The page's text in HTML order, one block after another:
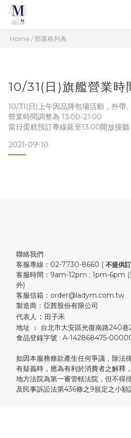
Home /部落格列表
10/31(日)旗艦營業時
10/31(日)上午因品牌包場活動，外帶
營業時間調整為 13:00-21:00
當日蛋糕預訂專線延至13:00開放接聽
2021-09-10
聯絡我們
客服專線：02-7730-8660 ( 不提供
客服時間：9am-12pm ; 1pm-6pm (
外)
客服信箱：order@ladym.com.tw
製造商：亞茜股份有限公司
代表人 ： 田子禾
地址 ： 台北市大安區光復南路240巷
食品登錄字號 : A-142868475-
如因本服務條款產生任何爭議，除法
有疑義時，應為有利於消費者之解釋
地方法院為第一審管轄法院，但不得
及民事訴訟法第436條之9規定之小額